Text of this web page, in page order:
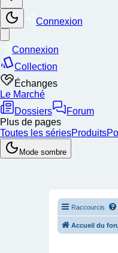
Raccourcis
Accueil du